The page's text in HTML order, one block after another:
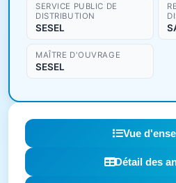
SERVICE PUBLIC DE
DISTRIBUTION
SESEL
MAÎTRE D'OUVRAGE
SESEL
Vue
Détail des